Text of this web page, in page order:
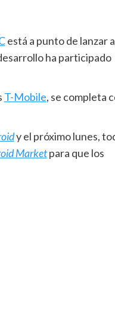
está a punto de lanzar
ha participado
T-Mobile, se completa
y el próximo lunes,
Marketpara que los